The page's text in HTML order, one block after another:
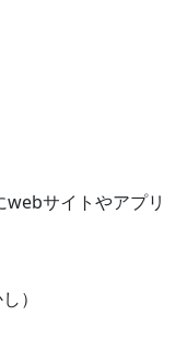
サイトやアプリ
）